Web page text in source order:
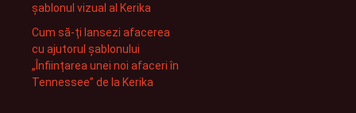
șablonul vizual al Kerika
Cum să-ți lansezi afacerea
cu ajutorul șablonului
„Înființarea unei noi afaceri în
Tennessee” de la Kerika